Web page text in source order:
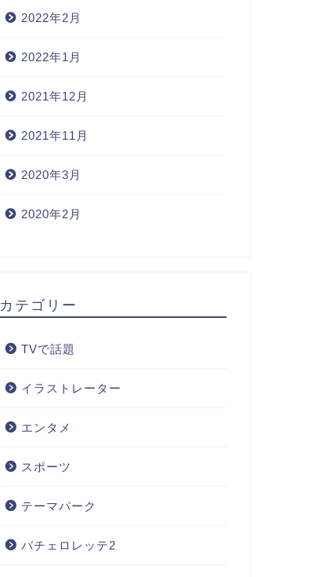
2022年2月
2022年1月
2021年12月
2021年11月
2020年3月
2020年2月
カテゴリー
TVで話題
イラストレーター
エンタメ
スポーツ
テーマパーク
バチェロレッテ2